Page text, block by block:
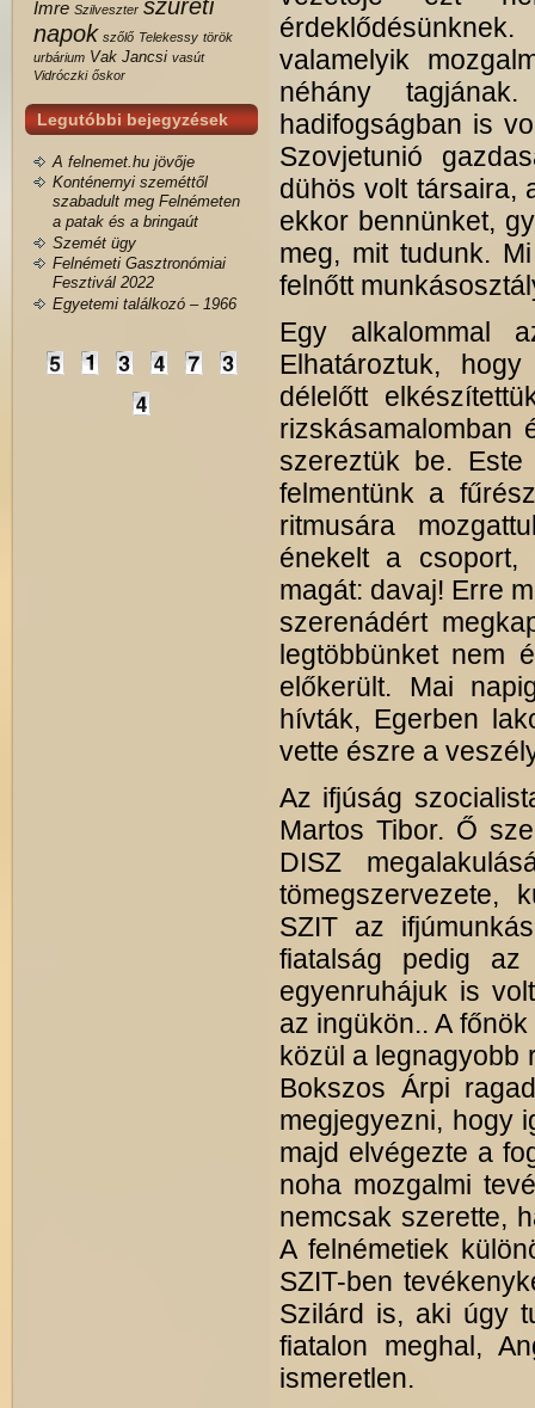
Imre Szilveszter szüreti
napok szőlő Telekessy török
urbárium Vak Jancsi vasút
Vidróczki őskor
Legutóbbi bejegyzések
A felnemet.hu jövője
Konténernyi szeméttől
szabadult meg Felnémeten
a patak és a bringaút
Szemét ügy
Felnémeti Gasztronómiai
Fesztivál 2022
Egyetemi találkozó – 1966
valamelyik
néhány
hadifogságban is
Szovjetunió
dühös volt társaira,
ekkor bennünket,
meg, mit tudunk.
felnőtt
Egy alkalommal
Elhatároztuk,
délelőtt
rizskásamalomban
szereztük be.
felmentünk a
ritmusára
énekelt a csoport,
magát: davaj! Erre
szerenádért
legtöbbünket nem
előkerült. Mai
hívták, Egerben
vette észre a
Az ifjúság
Martos Tibor. Ő
DISZ
tömegszervezete,
SZIT az
fiatalság pedig az
egyenruhájuk is
az ingükön.. A
közül a legnagyobb
Bokszos Árpi
megjegyezni, hogy
majd elvégezte a
noha mozgalmi
nemcsak szerette,
A felnémetiek
SZIT-ben
Szilárd is, aki úgy
fiatalon meghal,
ismeretlen.